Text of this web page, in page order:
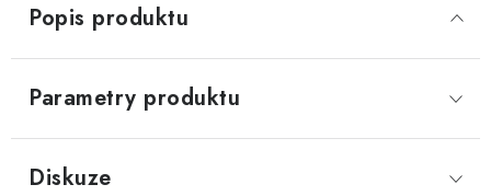
Popis produktu
Parametry produktu
Diskuze